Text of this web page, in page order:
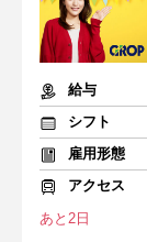
給与
シフト
雇用形態
アクセス
あと2日